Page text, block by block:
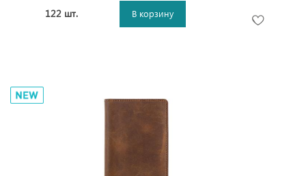
122 шт. В корзину